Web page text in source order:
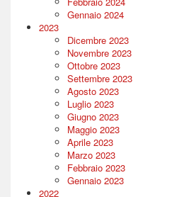
Gennaio 2024
2023
Dicembre 2023
Novembre 2023
Ottobre 2023
Settembre 2023
Agosto 2023
Luglio 2023
Giugno 2023
Maggio 2023
Aprile 2023
Marzo 2023
Febbraio 2023
Gennaio 2023
2022